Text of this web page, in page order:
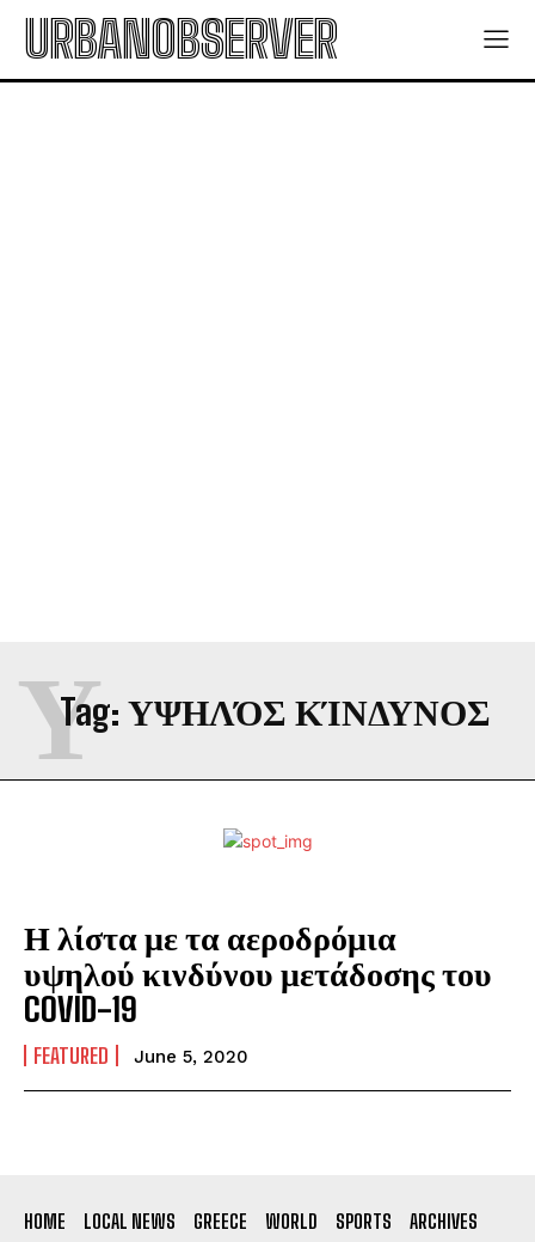
URBANOBSERVER
Tag: ΥΨΗΛΌΣ ΚΊΝΔΥΝΟΣ
Υ
Η λίστα με τα αεροδρόμια
υψηλού κινδύνου μετάδοσης του
COVID-19
FEATURED June 5, 2020
HOME LOCAL NEWS GREECE WORLD SPORTS
ARCHIVES